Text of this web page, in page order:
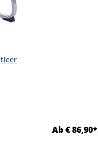
niet beschikbaar.)
Ab € 86,90*